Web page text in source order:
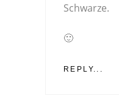
Schwarze.
🙂
REPLY...